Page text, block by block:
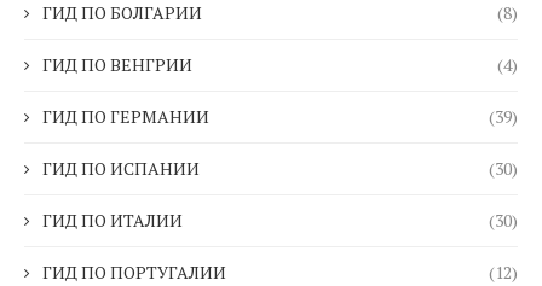
ГИД ПО БОЛГАРИИ (8)
ГИД ПО ВЕНГРИИ (4)
ГИД ПО ГЕРМАНИИ (39)
ГИД ПО ИСПАНИИ (30)
ГИД ПО ИТАЛИИ (30)
ГИД ПО ПОРТУГАЛИИ (12)